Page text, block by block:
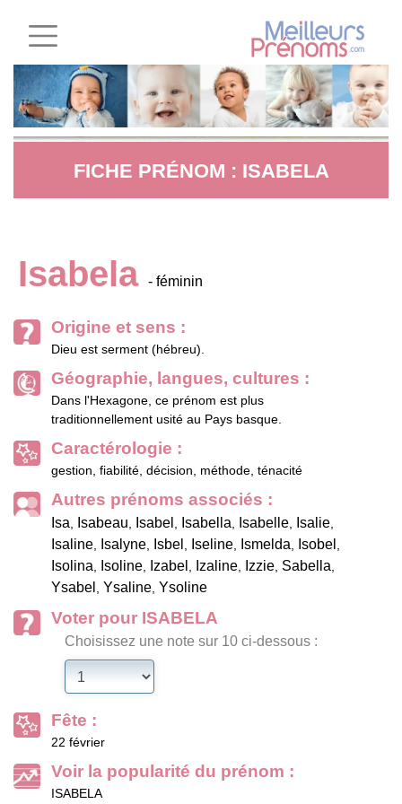
FICHE PRÉNOM : ISABELA
Isabela - féminin
Origine et sens :
Dieu est serment (hébreu).
Géographie, langues, cultures :
Dans l'Hexagone, ce prénom est plus
traditionnellement usité au Pays basque.
Caractérologie :
gestion, fiabilité, décision, méthode, ténacité
Autres prénoms associés :
Isa, Isabeau, Isabel , Isabella, Isabelle, Isalie,
Isaline, Isalyne, Isbel , Iseline, Ismelda, Isobel ,
Isolina, Isoline, Izabel , Izaline, Izzie, Sabella,
Ysabel , Ysaline, Ysoline
Voter pour ISABELA
Choisissez une note sur 10 ci-dessous :
Fête :
22 février
Voir la popularité du prénom :
ISABELA